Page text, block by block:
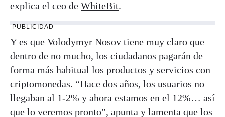
explica el ceo de WhiteBit.
PUBLICIDAD
Y es que Volodymyr Nosov tiene muy claro que
dentro de no mucho, los ciudadanos pagarán de
forma más habitual los productos y servicios con
criptomonedas. “Hace dos años, los usuarios no
llegaban al 1-2% y ahora estamos en el 12%… así
que lo veremos pronto”, apunta y lamenta que los